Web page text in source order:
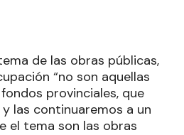
de las obras públicas,
“no son aquellas
provinciales, que
las continuaremos a un
el tema son las obras